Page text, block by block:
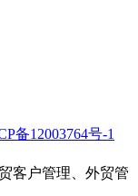
备12003764号-1
客户管理、外贸管